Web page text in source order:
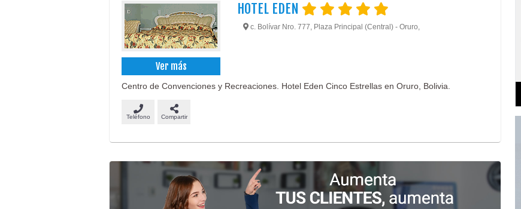
Ver más
HOTEL EDEN
c. Bolívar Nro. 777, Plaza Principal (Central) - Oruro,
Centro de Convenciones y Recreaciones. Hotel Eden Cinco Estrellas en Oruro, Bolivia.
Teléfono Compartir